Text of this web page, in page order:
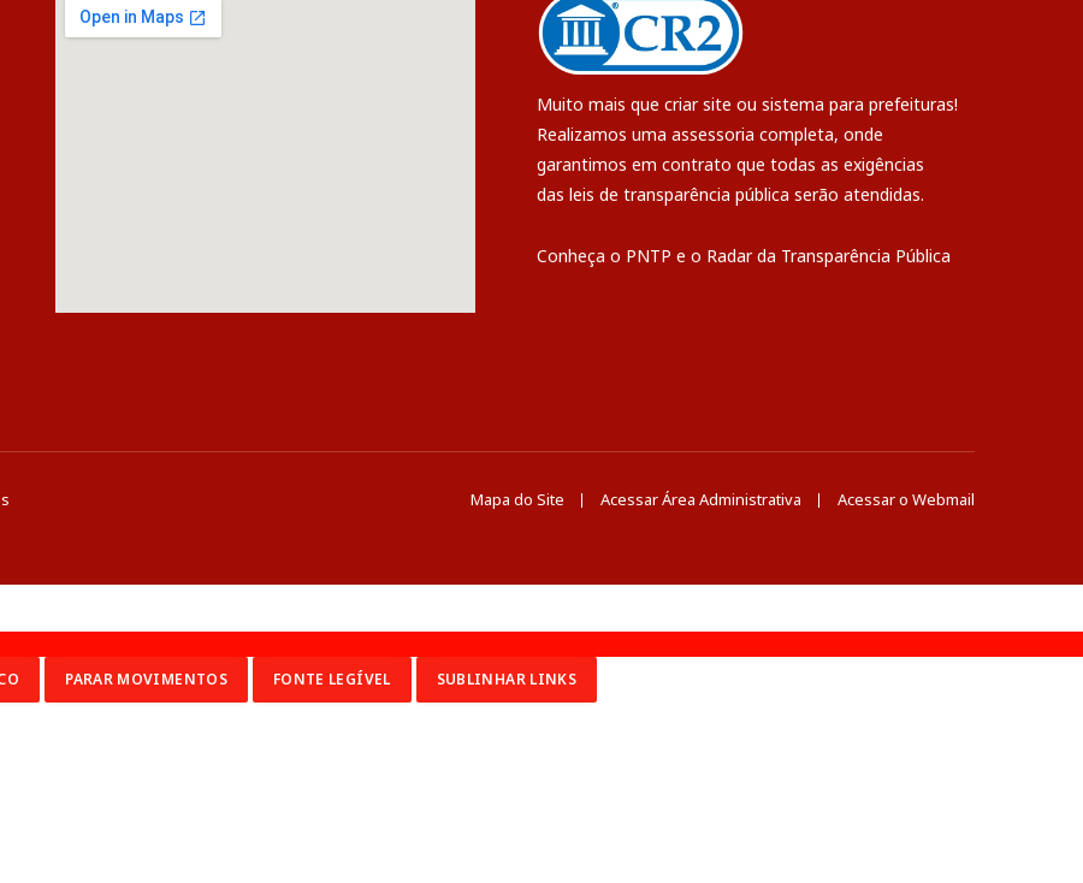
Muito mais que criar site ou sistema para prefeituras!
Realizamos uma assessoria completa, onde
garantimos em contrato que todas as exigências
das leis de transparência pública serão atendidas.
Conheça o PNTP e o Radar da Transparência Pública
Mapa do Site Acessar Área Administrativa Acessar o Webmail
PARAR MOVIMENTOS FONTE LEGÍVEL SUBLINHAR LINKS